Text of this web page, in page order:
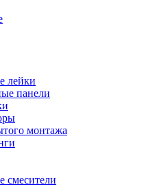
лейки
панели
монтажа
смесители